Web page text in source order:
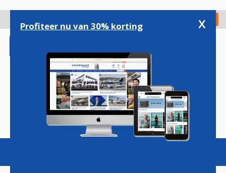
gaan
Check in
Magazine Podcasts Vacatures
Profiteer nu van 30% korting x